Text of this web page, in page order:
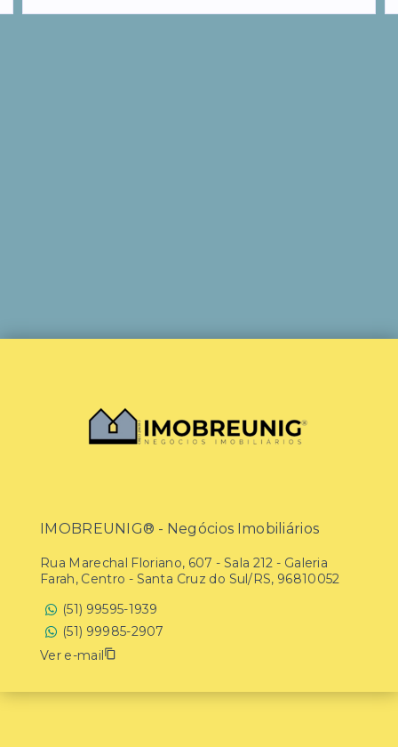
IMOBREUNIG® - Negócios Imobiliários
Rua Marechal Floriano, 607 - Sala 212 - Galeria
Farah, Centro - Santa Cruz do Sul/RS, 96810052
(51) 99595-1939
(51) 99985-2907
Ver e-mail